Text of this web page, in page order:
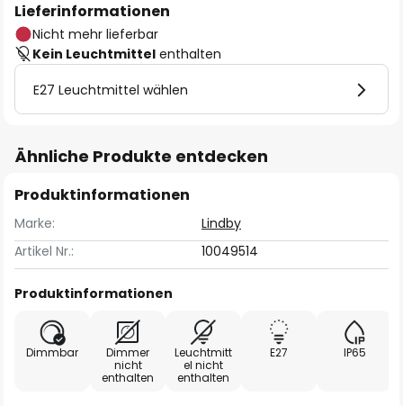
Lieferinformationen
Nicht mehr lieferbar
Kein Leuchtmittel enthalten
E27 Leuchtmittel wählen
Ähnliche Produkte entdecken
Produktinformationen
Marke:
Lindby
Artikel Nr.:
10049514
Produktinformationen
Dimmbar
Dimmer
nicht
enthalten
Leuchtmitt
el nicht
enthalten
E27 IP65